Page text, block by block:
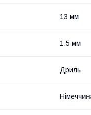
13 мм
1.5 мм
Дриль